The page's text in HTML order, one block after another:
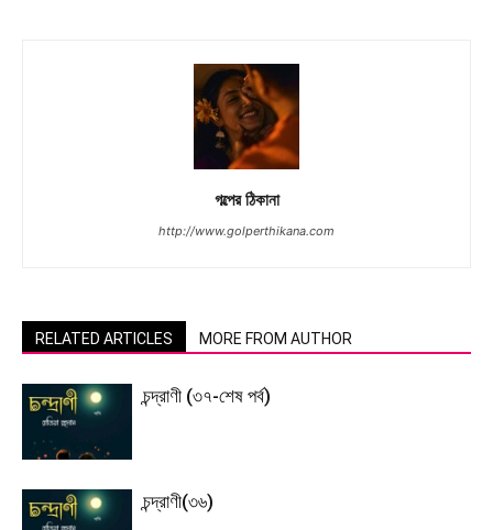
গল্পের ঠিকানা
http://www.golperthikana.com
RELATED ARTICLES MORE FROM AUTHOR
চন্দ্রাণী (৩৭-শেষ পর্ব)
চন্দ্রাণী(৩৬)